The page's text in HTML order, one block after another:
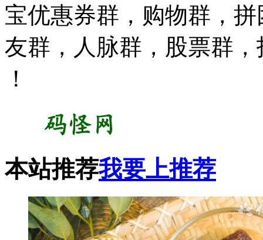
宝优惠券群，购物群，
友群，人脉群，股票群
！
本站推荐我要上推荐